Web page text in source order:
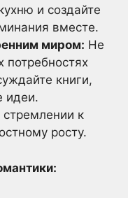
и создайте
вместе.
миром: Не
потребностях
книги,
идеи.
к
росту.